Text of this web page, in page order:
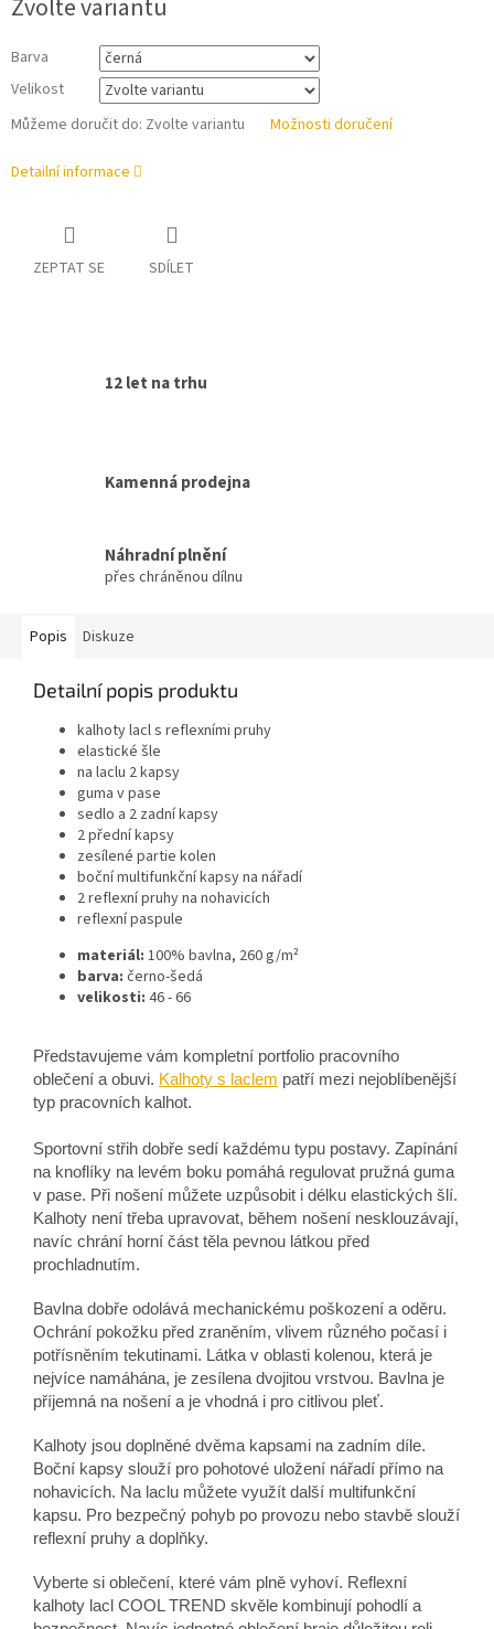
Zvolte variantu
Barva
Velikost
Můžeme doručit do: Zvolte variantu Možnosti doručení
Detailní informace
ZEPTAT SE SDÍLET
12 let na trhu
Kamenná prodejna
Náhradní plnění
přes chráněnou dílnu
Popis Diskuze
Detailní popis produktu
kalhoty lacl s reflexními pruhy
elastické šle
na laclu 2 kapsy
guma v pase
sedlo a 2 zadní kapsy
2 přední kapsy
zesílené partie kolen
boční multifunkční kapsy na nářadí
2 reflexní pruhy na nohavicích
reflexní paspule
materiál: 100% bavlna, 260 g/m²
barva: černo-šedá
velikosti: 46 - 66
Představujeme vám kompletní portfolio pracovního
oblečení a obuvi. Kalhoty s laclem patří mezi nejoblíbenější
typ pracovních kalhot.
Sportovní střih dobře sedí každému typu postavy. Zapínání
na knoflíky na levém boku pomáhá regulovat pružná guma
v pase. Při nošení můžete uzpůsobit i délku elastických šlí.
Kalhoty není třeba upravovat, během nošení nesklouzávají,
navíc chrání horní část těla pevnou látkou před
prochladnutím.
Bavlna dobře odolává mechanickému poškození a oděru.
Ochrání pokožku před zraněním, vlivem různého počasí i
potřísněním tekutinami. Látka v oblasti kolenou, která je
nejvíce namáhána, je zesílena dvojitou vrstvou. Bavlna je
příjemná na nošení a je vhodná i pro citlivou pleť.
Kalhoty jsou doplněné dvěma kapsami na zadním díle.
Boční kapsy slouží pro pohotové uložení nářadí přímo na
nohavicích. Na laclu můžete využít další multifunkční
kapsu. Pro bezpečný pohyb po provozu nebo stavbě slouží
reflexní pruhy a doplňky.
Vyberte si oblečení, které vám plně vyhoví. Reflexní
kalhoty lacl COOL TREND skvěle kombinují pohodlí a